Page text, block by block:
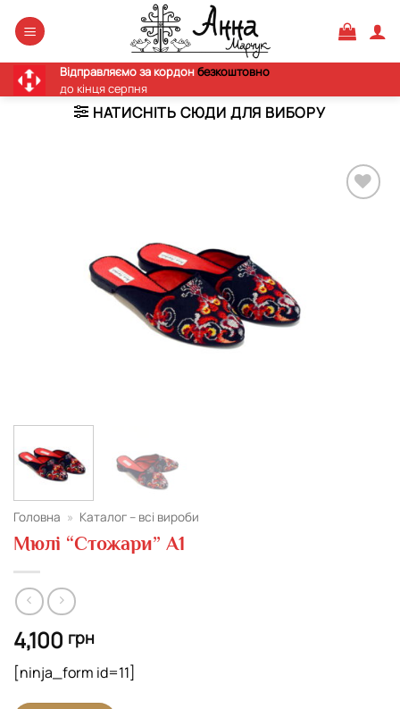
Відправляємо за кордонбезкоштовно
до кінця серпня
НАТИСНІТЬ СЮДИ ДЛЯ ВИБОРУ
Головна » Каталог – всі вироби
Мюлі “Стожари” А1
4,100 грн
[ninja_form id=11]